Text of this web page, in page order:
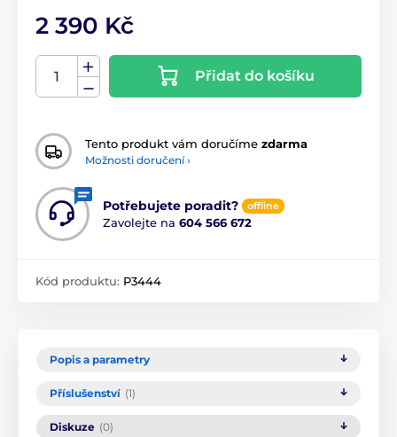
2 390 Kč
Přidat do košíku
Tento produkt vám doručíme zdarma
Možnosti doručení ›
Potřebujete poradit? offline
Zavolejte na 604 566 672
Kód produktu: P3444
Popis a parametry
Příslušenství (1)
Diskuze (0)